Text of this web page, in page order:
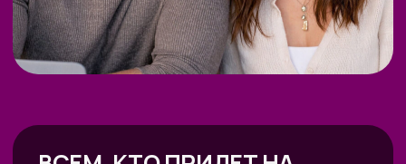
Карта ИИ-рынка РФ 26
03
от нейросетей»